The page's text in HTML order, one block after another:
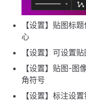
【设置】贴图标
心
【设置】可设置
【设置】贴图-图
角符号
【设置】标注设